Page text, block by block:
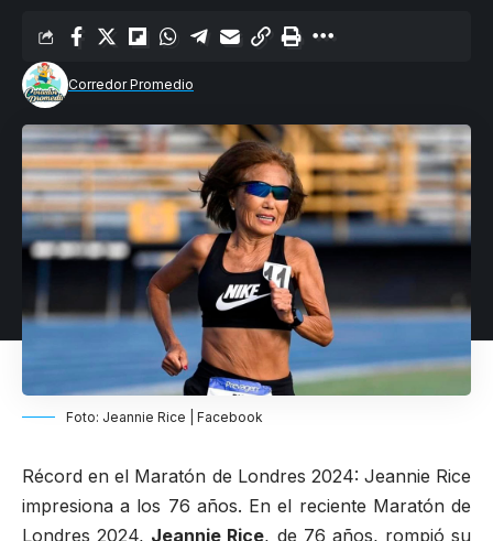
Corredor Promedio
Foto: Jeannie Rice | Facebook
Récord en el Maratón de Londres 2024: Jeannie Rice
impresiona a los 76 años. En el reciente Maratón de
Londres 2024, Jeannie Rice, de 76 años, rompió su